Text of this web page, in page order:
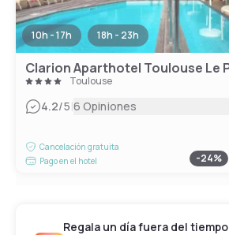
10h - 17h 18h - 23h
Toulouse
4.2/5|6 Opiniones
Cancelación gratuita
Pago en el hotel
-24%
Regala un día fuera del tiempo